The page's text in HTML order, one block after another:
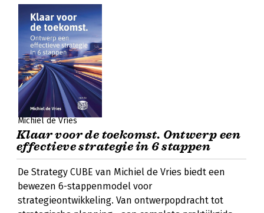
Michiel de Vries
Klaar voor de toekomst. Ontwerp een
effectieve strategie in 6 stappen
De Strategy CUBE van Michiel de Vries biedt een
bewezen 6-stappenmodel voor
strategieontwikkeling. Van ontwerpopdracht tot